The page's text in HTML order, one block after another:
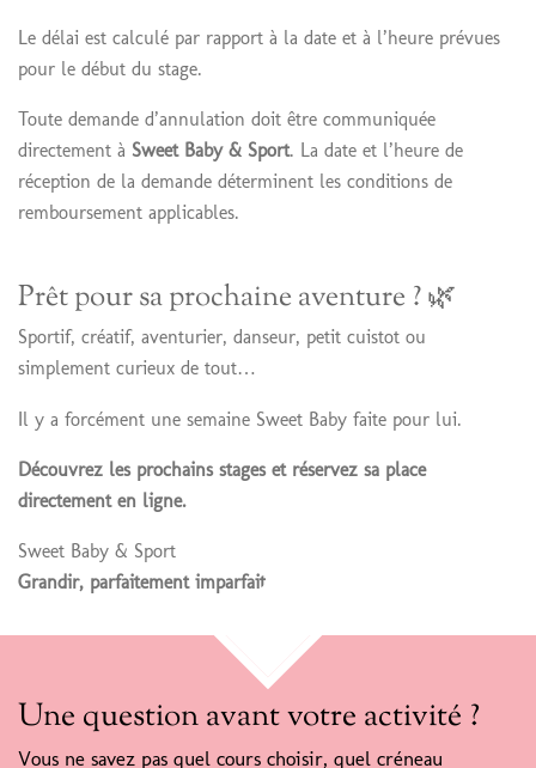
Le délai est calculé par rapport à la date et à l’heure prévues
pour le début du stage.
Toute demande d’annulation doit être communiquée
directement à Sweet Baby & Sport. La date et l’heure de
réception de la demande déterminent les conditions de
remboursement applicables.
Prêt pour sa prochaine aventure ? 🌿
Sportif, créatif, aventurier, danseur, petit cuistot ou
simplement curieux de tout…
Il y a forcément une semaine Sweet Baby faite pour lui.
Découvrez les prochains stages et réservez sa place
directement en ligne.
Sweet Baby & Sport
Grandir, parfaitement imparfait.
Une question avant votre activité ?
Vous ne savez pas quel cours choisir, quel créneau